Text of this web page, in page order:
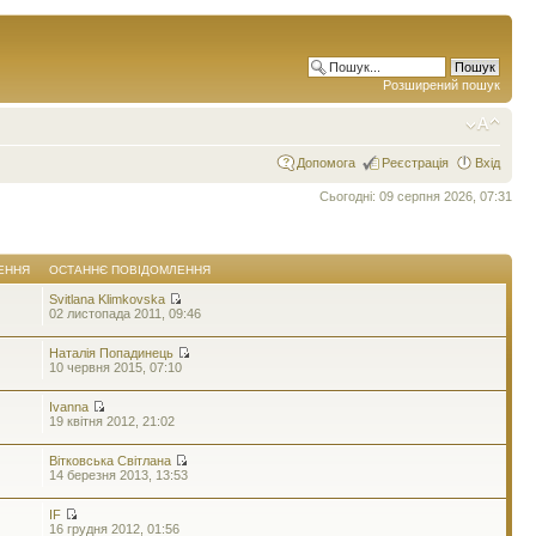
Розширений пошук
Допомога Реєстрація Вхід
Сьогодні: 09 серпня 2026, 07:31
ОСТАННЄ ПОВІДОМЛЕННЯ
Svitlana Klimkovska
02 листопада 2011, 09:46
Наталія Попадинець
10 червня 2015, 07:10
Ivanna
19 квітня 2012, 21:02
Вітковська Світлана
14 березня 2013, 13:53
IF
16 грудня 2012, 01:56